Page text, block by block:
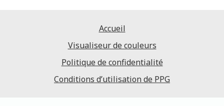
Accueil
Visualiseur de couleurs
Politique de confidentialité
Conditions d’utilisation de PPG